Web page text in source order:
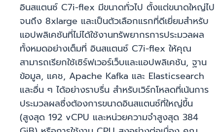
อินสแตนซ์ C7i-flex มีขนาดทั่วไป ตั้งแต่ขนาดใหญ่ไป
จนถึง 8xlarge และเป็นตัวเลือกแรกที่ดีเยี่ยมสำหรับ
แอปพลิเคชันที่ไม่ได้ใช้งานทรัพยากรการประมวลผล
ทั้งหมดอย่างเต็มที่ อินสแตนซ์ C7i-flex ให้คุณ
สามารถเรียกใช้เซิร์ฟเวอร์เว็บและแอปพลิเคชัน, ฐาน
ข้อมูล, แคช, Apache Kafka และ Elasticsearch
และอื่น ๆ ได้อย่างราบรื่น สำหรับเวิร์กโหลดที่เน้นการ
ประมวลผลซึ่งต้องการขนาดอินสแตนซ์ที่ใหญ่ขึ้น
(สูงสุด 192 vCPU และหน่วยความจำสูงสุด 384